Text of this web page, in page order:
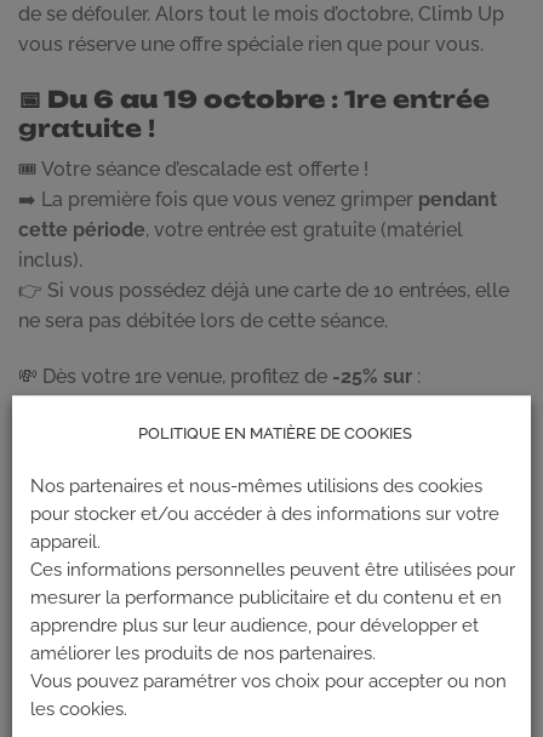
de se défouler. Alors tout le mois d’octobre, Climb Up
vous réserve une offre spéciale rien que pour vous.
📅 Du 6 au 19 octobre : 1re entrée
gratuite !
🎟️ Votre séance d’escalade est offerte !
➡️ La première fois que vous venez grimper pendant
cette période, votre entrée est gratuite (matériel
inclus).
👉 Si vous possédez déjà une carte de 10 entrées, elle
ne sera pas débitée lors de cette séance.
💸 Dès votre 1re venue, profitez de -25% sur :
l’entrée simple,
la carte 10 entrées,
l’abonnement mensuel (tarif garanti chaque mois),
l’abonnement annuel.
Valable dans les 4 salles d’escalade Climb Up dans les
Bouches du Rhône :
AIX – LES MILLES
POLITIQUE EN MATIÈRE DE COOKIES
Nos partenaires et nous-mêmes utilisions des cookies
pour stocker et/ou accéder à des informations sur votre
appareil.
Ces informations personnelles peuvent être utilisées pour
mesurer la performance publicitaire et du contenu et en
apprendre plus sur leur audience, pour développer et
améliorer les produits de nos partenaires.
Vous pouvez paramétrer vos choix pour accepter ou non
les cookies.